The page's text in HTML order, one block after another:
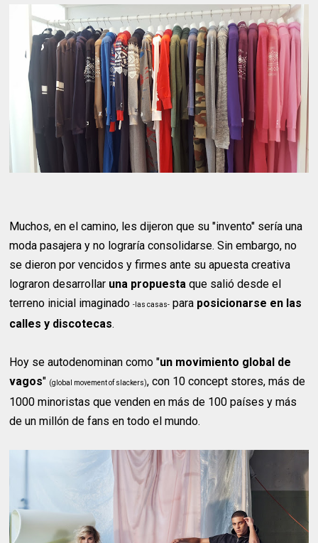
Muchos, en el camino, les dijeron que su "invento" sería una
moda pasajera y no lograría consolidarse. Sin embargo, no
se dieron por vencidos y firmes ante su apuesta creativa
lograron desarrollar una propuesta que salió desde el
terreno inicial imaginado-las casas- para posicionarse en las
calles y discotecas.
Hoy se autodenominan como "un movimiento global de
vagos" (global movement of slackers), con 10 concept stores, más de
1000 minoristas que venden en más de 100 países y más
de un millón de fans en todo el mundo.